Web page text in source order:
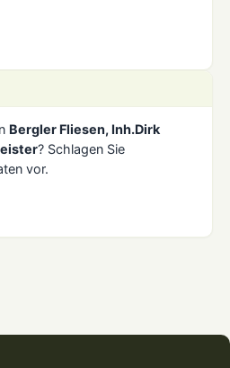
Bergler Fliesen, Inh.Dirk
? Schlagen Sie
vor.